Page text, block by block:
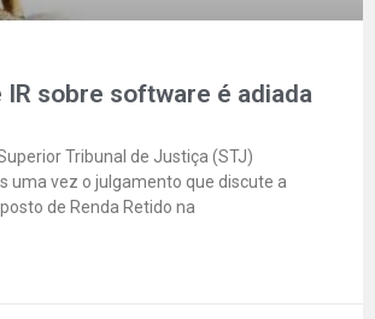
IR sobre software é adiada
Tribunal de Justiça (STJ)
uma vez o julgamento que discute a
de Renda Retido na